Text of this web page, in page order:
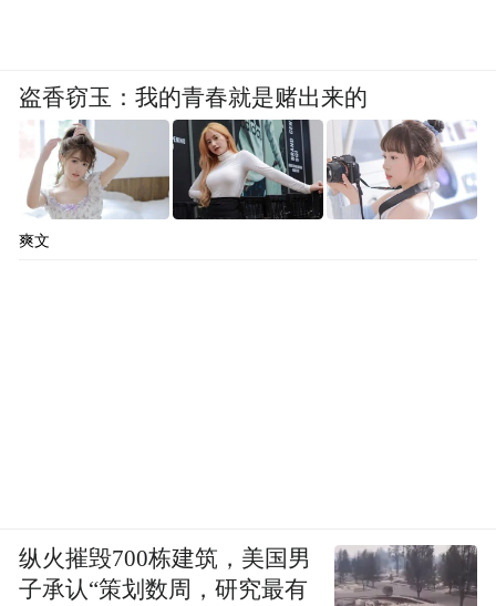
盗香窃玉：我的青春就是赌出来的
爽文
纵火摧毁700栋建筑，美国男
子承认“策划数周，研究最有